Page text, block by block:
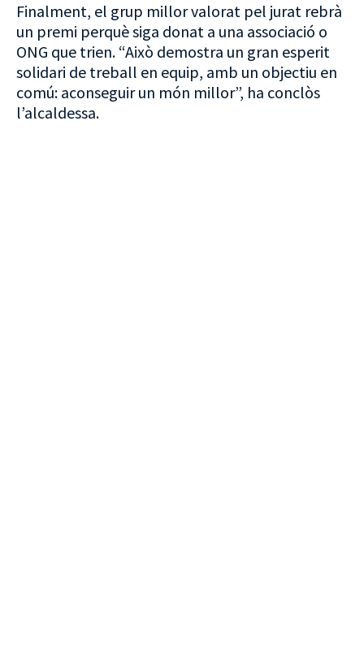
Finalment, el grup millor valorat pel jurat rebrà
un premi perquè siga donat a una associació o
ONG que trien. “Això demostra un gran esperit
solidari de treball en equip, amb un objectiu en
comú: aconseguir un món millor”, ha conclòs
l’alcaldessa.